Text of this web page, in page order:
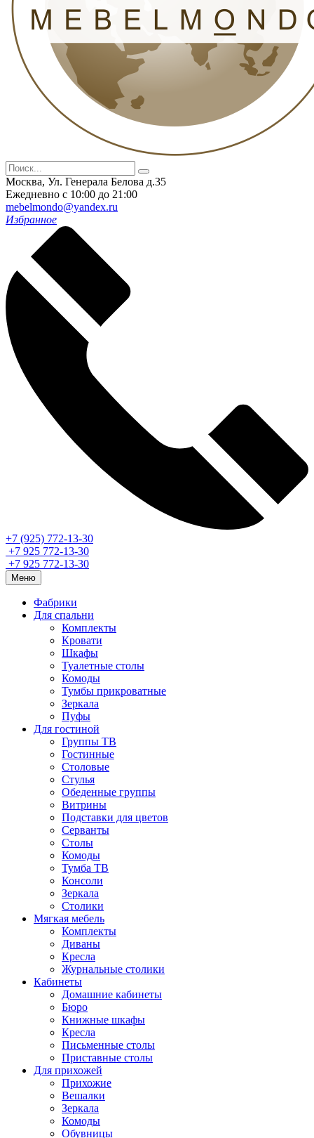
Москва, Ул. Генерала Белова д.35
Ежедневно с 10:00 до 21:00
mebelmondo@yandex.ru
Избранное
+7 (925) 772-13-30
+7 925 772-13-30
+7 925 772-13-30
Меню
Фабрики
Для спальни
Комплекты
Кровати
Шкафы
Туалетные столы
Комоды
Тумбы прикроватные
Зеркала
Пуфы
Для гостиной
Группы ТВ
Гостинные
Столовые
Стулья
Обеденные группы
Витрины
Подставки для цветов
Серванты
Столы
Комоды
Тумба ТВ
Консоли
Зеркала
Столики
Мягкая мебель
Комплекты
Диваны
Кресла
Журнальные столики
Кабинеты
Домашние кабинеты
Бюро
Книжные шкафы
Кресла
Письменные столы
Приставные столы
Для прихожей
Прихожие
Вешалки
Зеркала
Комоды
Обувницы